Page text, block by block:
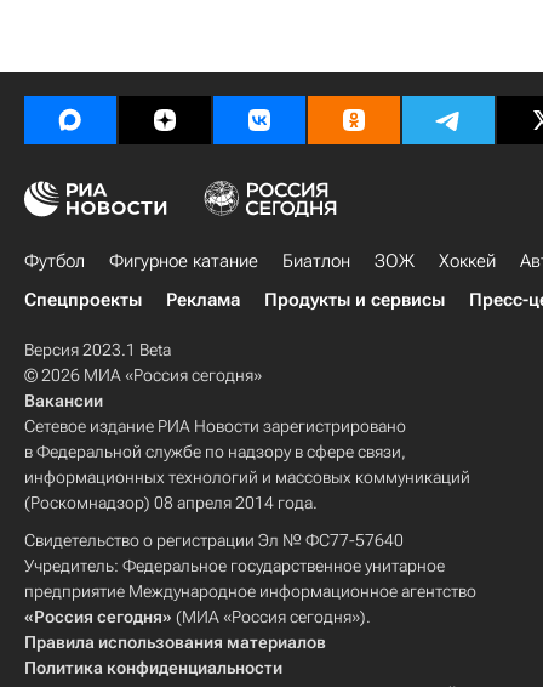
Футбол Фигурное катание Биатлон ЗОЖ Хоккей
Спецпроекты
Реклама Продукты и сервисы Пресс-
Версия 2023.1 Beta
© 2026 МИА «Россия сегодня»
Вакансии
Сетевое издание РИА Новости зарегистрировано
в Федеральной службе по надзору в сфере связи,
информационных технологий и массовых коммуникаций
(Роскомнадзор) 08 апреля 2014 года.
Свидетельство о регистрации Эл № ФС77-57640
Учредитель: Федеральное государственное унитарное
предприятие Международное информационное агентство
«Россия сегодня» (МИА «Россия сегодня»).
Правила использования материалов
Политика конфиденциальности